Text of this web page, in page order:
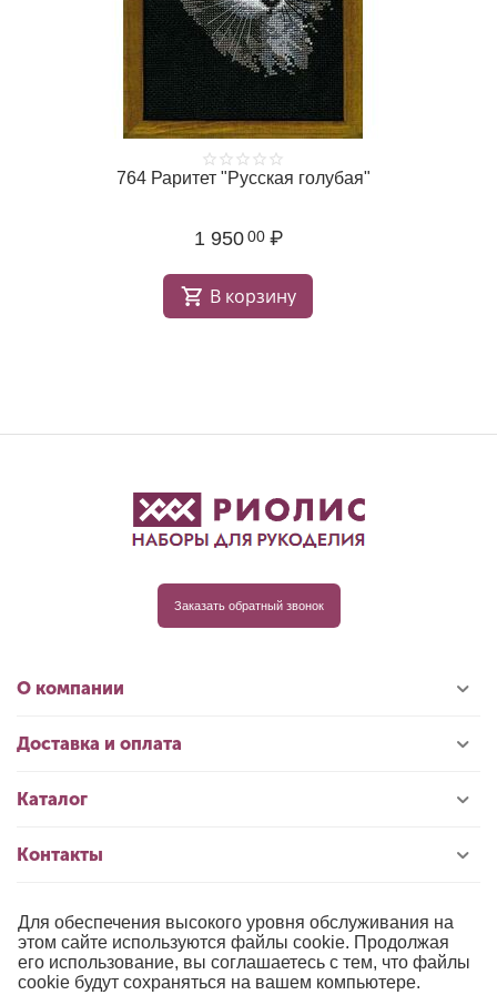
764 Раритет "Русская голубая"
1 950 00 ₽
В корзину
Заказать обратный звонок
О компании
Доставка и оплата
Каталог
Контакты
© 1996-2026 «РИОЛИС»
Публичная оферта
Для обеспечения высокого уровня обслуживания на
этом сайте используются файлы cookie. Продолжая
его использование, вы соглашаетесь с тем, что файлы
cookie будут сохраняться на вашем компьютере.